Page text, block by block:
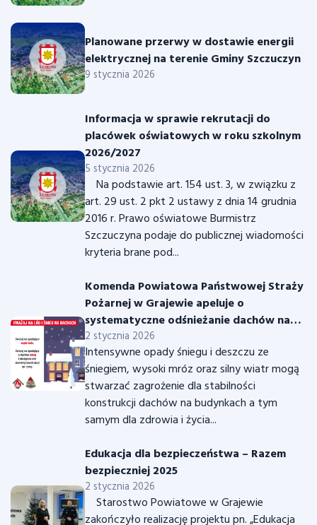
Planowane przerwy w dostawie energii
elektrycznej na terenie Gminy Szczuczyn
9 stycznia 2026
Informacja w sprawie rekrutacji do
placówek oświatowych w roku szkolnym
2026/2027
5 stycznia 2026
Na podstawie art. 154 ust. 3, w związku z
art. 29 ust. 2 pkt 2 ustawy z dnia 14 grudnia
2016 r. Prawo oświatowe Burmistrz
Szczuczyna podaje do publicznej wiadomości
kryteria brane pod...
Komenda Powiatowa Państwowej Straży
Pożarnej w Grajewie apeluje o
systematyczne odśnieżanie dachów na
budynkach
2 stycznia 2026
Intensywne opady śniegu i deszczu ze
śniegiem, wysoki mróz oraz silny wiatr mogą
stwarzać zagrożenie dla stabilności
konstrukcji dachów na budynkach a tym
samym dla zdrowia i życia...
Edukacja dla bezpieczeństwa – Razem
bezpieczniej 2025
2 stycznia 2026
Starostwo Powiatowe w Grajewie
zakończyło realizację projektu pn. „Edukacja